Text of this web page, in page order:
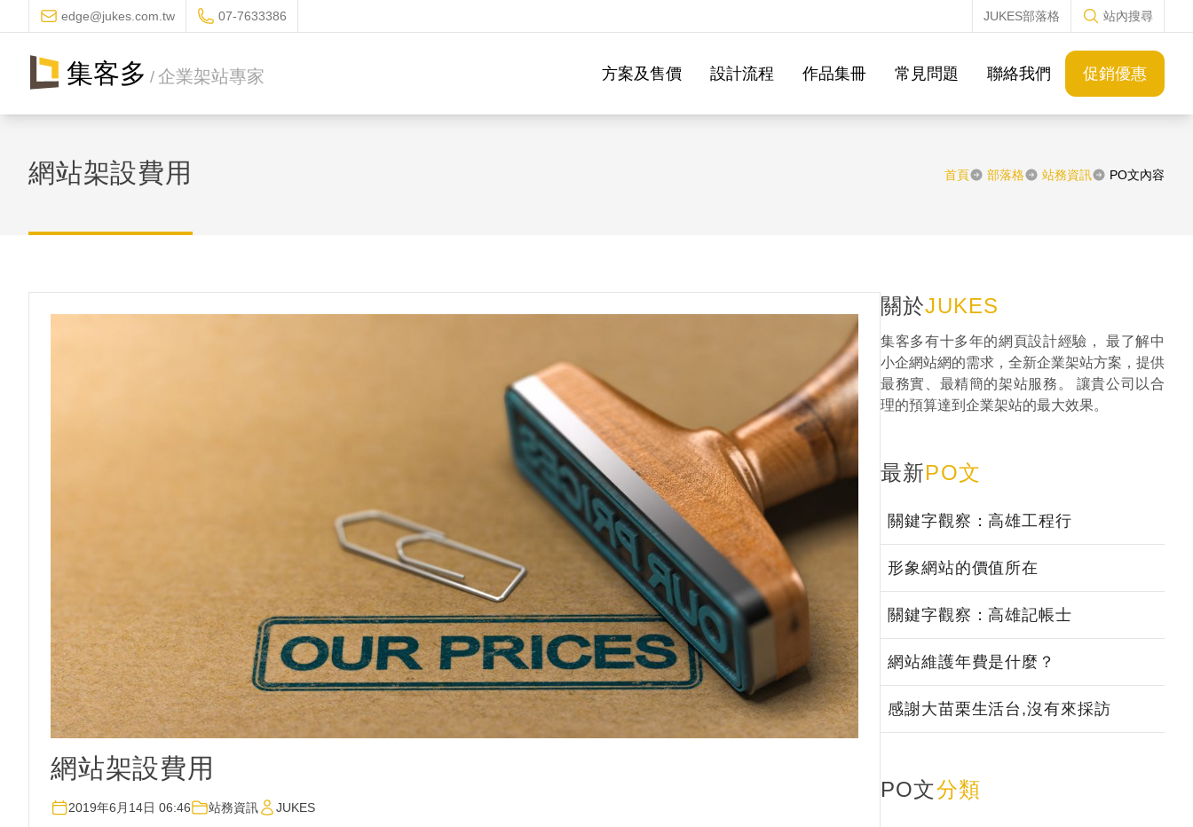
edge@jukes.com.tw 07-7633386 JUKES部落格 站內搜尋
集客多 / 企業架站專家 方案及售價 設計流程 作品集冊 常見問題 聯絡我們 促銷優惠
網站架設費用 首頁 部落格 站務資訊 PO文內容
網站架設費用
2019年6月14日 06:46 站務資訊 JUKES
關於JUKES
集客多有十多年的網頁設計經驗， 最了解中
小企網站網的需求，全新企業架站方案，提供
最務實、最精簡的架站服務。 讓貴公司以合
理的預算達到企業架站的最大效果。
最新PO文
關鍵字觀察：高雄工程行
形象網站的價值所在
關鍵字觀察：高雄記帳士
網站維護年費是什麼？
感謝大苗栗生活台,沒有來採訪
PO文分類